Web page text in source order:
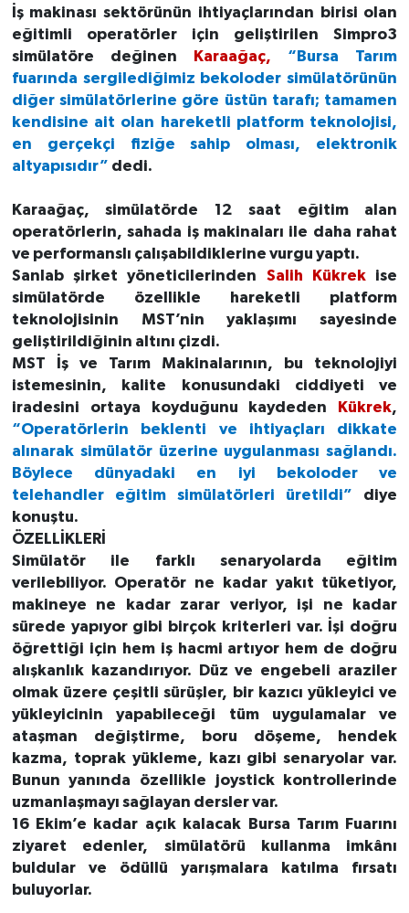
İş makinası sektörünün ihtiyaçlarından birisi olan
eğitimli operatörler için geliştirilen Simpro3
simülatöre değinen
Karaağaç, “Bursa Tarım
fuarında sergilediğimiz bekoloder simülatörünün
diğer simülatörlerine göre üstün tarafı; tamamen
kendisine ait olan hareketli platform teknolojisi,
en gerçekçi fiziğe sahip olması, elektronik
altyapısıdır” dedi.
Karaağaç,simülatörde 12 saat eğitim alan
operatörlerin, sahada iş makinaları ile daha rahat
ve performanslı çalışabildiklerine vurgu yaptı.
Sanlab şirket yöneticilerinden Salih Kükrek ise
simülatörde özellikle hareketli platform
teknolojisinin MST’nin yaklaşımı sayesinde
geliştirildiğinin altını çizdi.
MST İş ve Tarım Makinalarının, bu teknolojiyi
istemesinin, kalite konusundaki ciddiyeti ve
iradesini ortaya koyduğunu kaydeden Kükrek,
“Operatörlerin beklenti ve ihtiyaçları dikkate
alınarak simülatör üzerine uygulanması sağlandı.
Böylece dünyadaki en iyi bekoloder ve
telehandler eğitim simülatörleri üretildi” diye
konuştu.
ÖZELLİKLERİ
Simülatör ile farklı senaryolarda eğitim
verilebiliyor. Operatör ne kadar yakıt tüketiyor,
makineye ne kadar zarar veriyor, işi ne kadar
sürede yapıyor gibi birçok kriterleri var. İşi doğru
öğrettiği için hem iş hacmi artıyor hem de doğru
alışkanlık kazandırıyor. Düz ve engebeli araziler
olmak üzere çeşitli sürüşler, bir kazıcı yükleyici ve
yükleyicinin yapabileceği tüm uygulamalar ve
ataşman değiştirme, boru döşeme, hendek
kazma, toprak yükleme, kazı gibi senaryolar var.
Bunun yanında özellikle joystick kontrollerinde
uzmanlaşmayı sağlayan dersler var.
16 Ekim’e kadar açık kalacak Bursa Tarım Fuarını
ziyaret edenler, simülatörü kullanma imkânı
buldular ve ödüllü yarışmalara katılma fırsatı
buluyorlar.